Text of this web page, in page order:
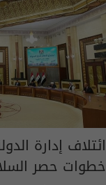
ائتلاف إدارة
خطوات حصر